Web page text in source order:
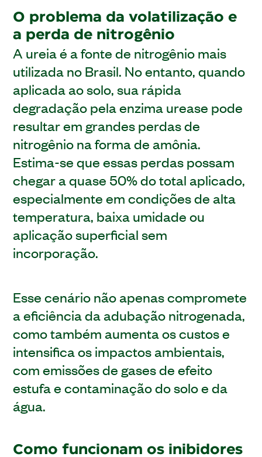
O problema da volatilização e
a perda de nitrogênio
A ureia é a fonte de nitrogênio mais
utilizada no Brasil. No entanto, quando
aplicada ao solo, sua rápida
degradação pela enzima urease pode
resultar em grandes perdas de
nitrogênio na forma de amônia.
Estima-se que essas perdas possam
chegar a quase 50% do total aplicado,
especialmente em condições de alta
temperatura, baixa umidade ou
aplicação superficial sem
incorporação.
Esse cenário não apenas compromete
a eficiência da adubação nitrogenada,
como também aumenta os custos e
intensifica os impactos ambientais,
com emissões de gases de efeito
estufa e contaminação do solo e da
água.
Como funcionam os inibidores